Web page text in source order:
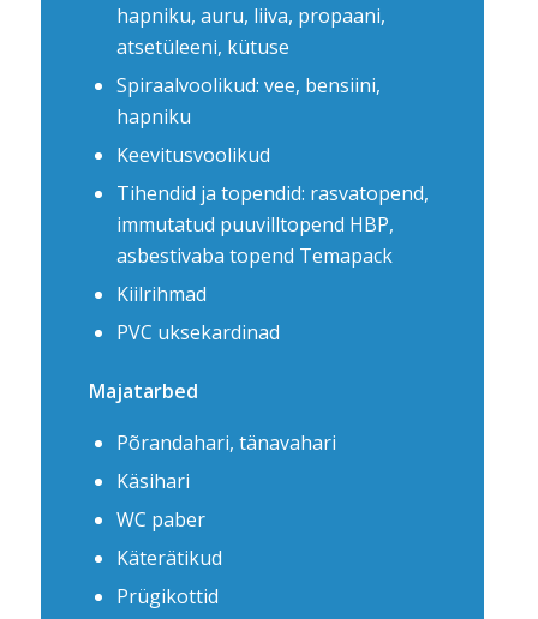
hapniku, auru, liiva, propaani,
atsetüleeni, kütuse
Spiraalvoolikud: vee, bensiini,
hapniku
Keevitusvoolikud
Tihendid ja topendid: rasvatopend,
immutatud puuvilltopend HBP,
asbestivaba topend Temapack
Kiilrihmad
PVC uksekardinad
Majatarbed
Põrandahari, tänavahari
Käsihari
WC paber
Käterätikud
Prügikottid